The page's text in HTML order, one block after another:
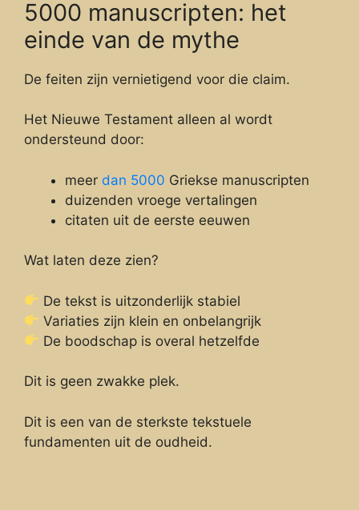
5000 manuscripten: het
einde van de mythe
De feiten zijn vernietigend voor die claim.
Het Nieuwe Testament alleen al wordt
ondersteund door:
meer dan 5000 Griekse manuscripten
duizenden vroege vertalingen
citaten uit de eerste eeuwen
Wat laten deze zien?
De tekst is uitzonderlijk stabiel
Variaties zijn klein en onbelangrijk
De boodschap is overal hetzelfde
Dit is geen zwakke plek.
Dit is een van de sterkste tekstuele
fundamenten uit de oudheid.